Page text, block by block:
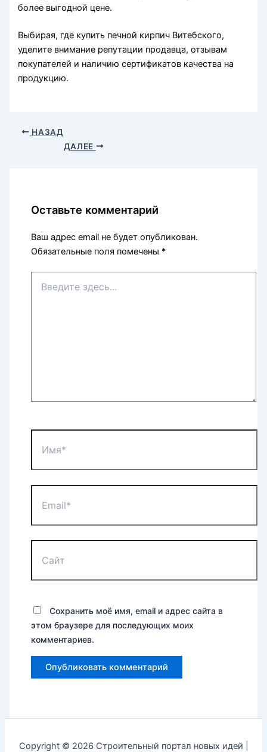
более выгодной цене.
Выбирая, где купить печной кирпич Витебского,
уделите внимание репутации продавца, отзывам
покупателей и наличию сертификатов качества на
продукцию.
НАЗАД
ДАЛЕЕ
Оставьте комментарий
Ваш адрес email не будет опубликован.
Обязательные поля помечены *
здесь...
Сохранить моё имя, email и адрес сайта в
этом браузере для последующих моих
комментариев.
Copyright © 2026 Строительный портал новых идей |